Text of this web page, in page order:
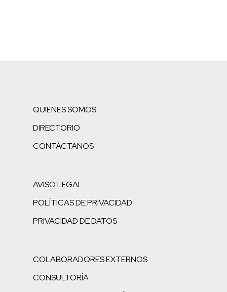
QUIENES SOMOS
DIRECTORIO
CONTÁCTANOS
AVISO LEGAL
POLÍTICAS DE PRIVACIDAD
PRIVACIDAD DE DATOS
COLABORADORES EXTERNOS
CONSULTORÍA